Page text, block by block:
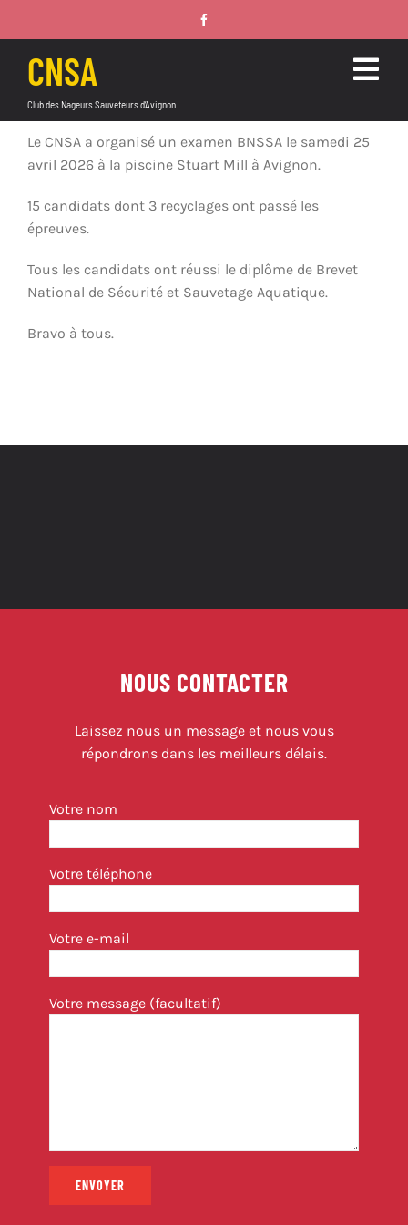
contenuCNSA
Club des Nageurs Sauveteurs d’Avignon
ACCUEIL
SAUVETAGE SPORTIF
INFOS PRATIQUES
Le CNSA a organisé un examen BNSSA le samedi 25
avril 2026 à la piscine Stuart Mill à Avignon.
15 candidats dont 3 recyclages ont passé les
épreuves.
Tous les candidats ont réussi le diplôme de Brevet
National de Sécurité et Sauvetage Aquatique.
Bravo à tous.
NOUS CONTACTER
Laissez nous un message et nous vous
répondrons dans les meilleurs délais.
Votre nom
Votre téléphone
Votre e-mail
Votre message (facultatif)